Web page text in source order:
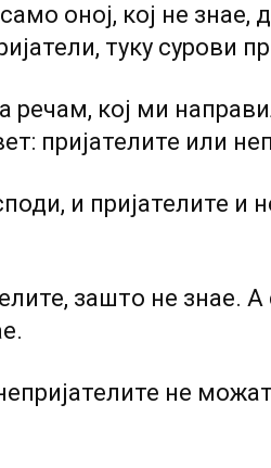
оној, кој не знае,
туку сурови
кој ми
пријателите или
и пријателите и
зашто не знае. А
не